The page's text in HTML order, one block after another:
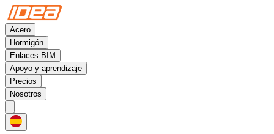
Acero
Hormigón
Enlaces BIM
Apoyo y aprendizaje
Precios
Nosotros